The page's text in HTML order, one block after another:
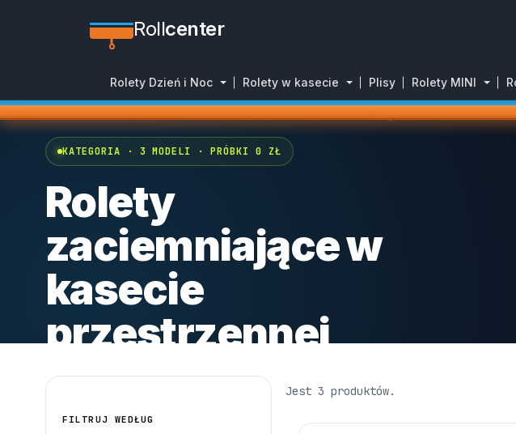
Rollcenter
Rolety Dzień i Noc Rolety w kasecie Plisy Rolety MINI
STRONA GŁÓWNA/ROLETY ZACIEMNIAJĄCE/ROLETY ZACIEMNIAJĄCE W KASECIE
KATEGORIA · 3 MODELI · PRÓBKI 0 ZŁ
Rolety
zaciemniające w
kasecie
przestrzennej
FILTRUJ WEDŁUG
Jest 3 produktów.